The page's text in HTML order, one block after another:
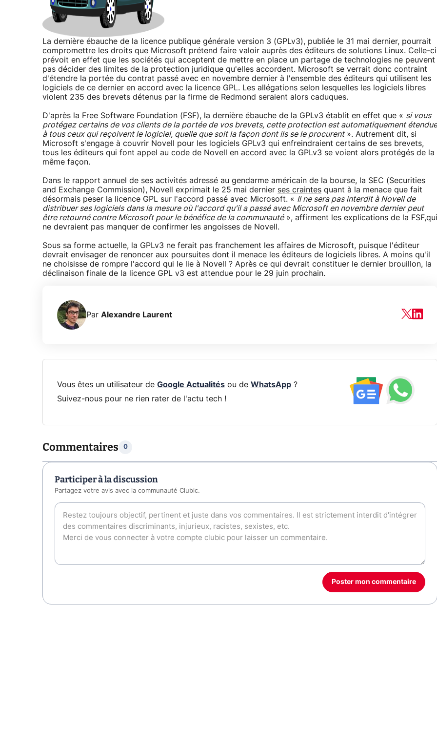
La dernière ébauche de la licence publique générale version 3 (GPLv3), publiée le 31 mai dernier, pourrait
compromettre les droits que Microsoft prétend faire valoir auprès des éditeurs de solutions Linux. Celle-ci
prévoit en effet que les sociétés qui acceptent de mettre en place un partage de technologies ne peuvent
pas décider des limites de la protection juridique qu'elles accordent. Microsoft se verrait donc contraint
d'étendre la portée du contrat passé avec en novembre dernier à l'ensemble des éditeurs qui utilisent les
logiciels de ce dernier en accord avec la licence GPL. Les allégations selon lesquelles les logiciels libres
violent 235 des brevets détenus par la firme de Redmond seraient alors caduques.
D'après la Free Software Foundation (FSF), la dernière ébauche de la GPLv3 établit en effet que « si vous
protégez certains de vos clients de la portée de vos brevets, cette protection est automatiquement étendue
à tous ceux qui reçoivent le logiciel, quelle que soit la façon dont ils se le procurent». Autrement dit, si
Microsoft s'engage à couvrir Novell pour les logiciels GPLv3 qui enfreindraient certains de ses brevets,
tous les éditeurs qui font appel au code de Novell en accord avec la GPLv3 se voient alors protégés de la
même façon.
Dans le rapport annuel de ses activités adressé au gendarme américain de la bourse, la SEC (Securities
and Exchange Commission), Novell exprimait le 25 mai dernier ses craintes quant à la menace que fait
désormais peser la licence GPL sur l'accord passé avec Microsoft. « Il ne sera pas interdit à Novell de
distribuer ses logiciels dans la mesure où l'accord qu'il a passé avec Microsoft en novembre dernier peut
être retourné contre Microsoft pour le bénéfice de la communauté», affirment les explications de la FSF,qui
ne devraient pas manquer de confirmer les angoisses de Novell.
Sous sa forme actuelle, la GPLv3 ne ferait pas franchement les affaires de Microsoft, puisque l'éditeur
devrait envisager de renoncer aux poursuites dont il menace les éditeurs de logiciels libres. A moins qu'il
ne choisisse de rompre l'accord qui le lie à Novell ? Après ce qui devrait constituer le dernier brouillon, la
déclinaison finale de la licence GPL v3 est attendue pour le 29 juin prochain.
Par Alexandre Laurent
Vous êtes un utilisateur de Google Actualitésou de WhatsApp?
Suivez-nous pour ne rien rater de l'actu tech !
Commentaires 0
Participer à la discussion
Partagez votre avis avec la communauté Clubic.
Poster mon commentaire